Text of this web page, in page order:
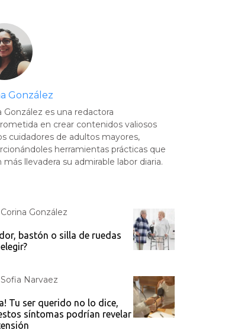
González
González es una redactora
en crear contenidos valiosos
cuidadores de adultos mayores,
herramientas prácticas que
más llevadera su admirable labor diaria.
Corina González
bastón o silla de ruedas
Sofia Narvaez
Tu ser querido no lo dice,
síntomas podrían revelar